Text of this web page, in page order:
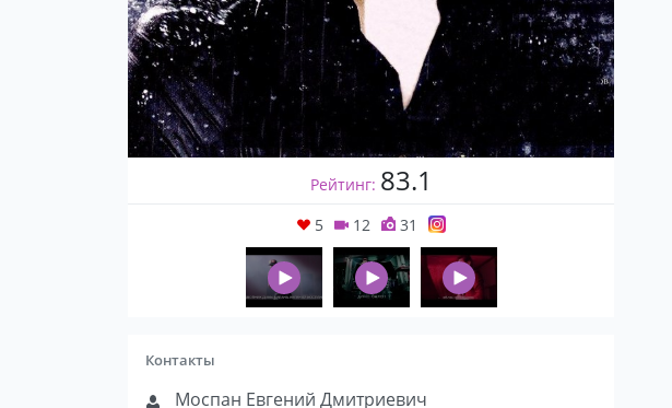
Рейтинг: 83.1
5 12 31
Контакты
Моспан Евгений Дмитриевич